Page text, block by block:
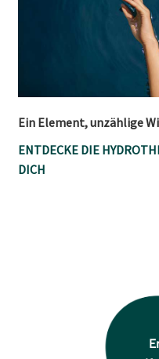
Ein Element, unzählige
ENTDECKE DIE
DICH